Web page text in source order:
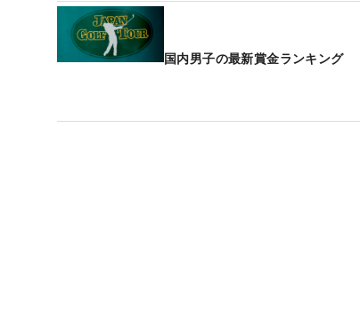
国内男子の最新賞金ランキング